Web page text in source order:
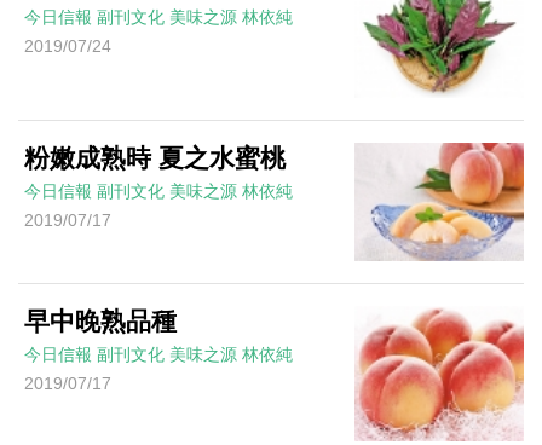
今日信報 副刊文化 美味之源 林依純
2019/07/24
粉嫩成熟時 夏之水蜜桃
今日信報 副刊文化 美味之源 林依純
2019/07/17
早中晚熟品種
今日信報 副刊文化 美味之源 林依純
2019/07/17